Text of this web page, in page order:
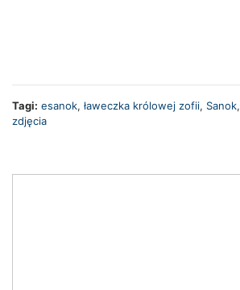
Tagi: esanok, ławeczka królowej zofii, Sanok,
zdjęcia